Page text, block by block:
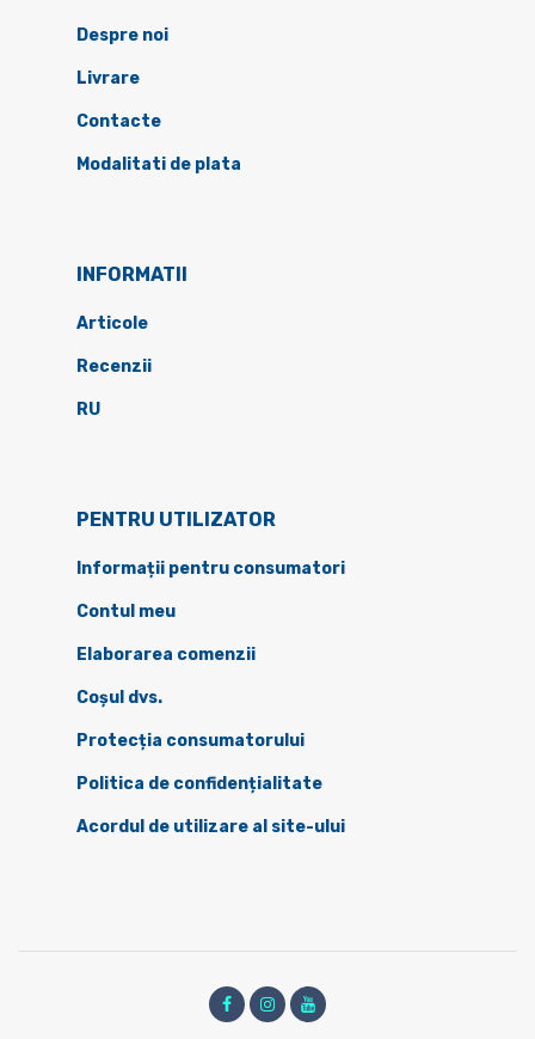
Despre noi
Livrare
Contacte
Modalitati de plata
INFORMATII
Articole
Recenzii
RU
PENTRU UTILIZATOR
Informații pentru consumatori
Contul meu
Elaborarea comenzii
Coșul dvs.
Protecția consumatorului
Politica de confidențialitate
Acordul de utilizare al site-ului